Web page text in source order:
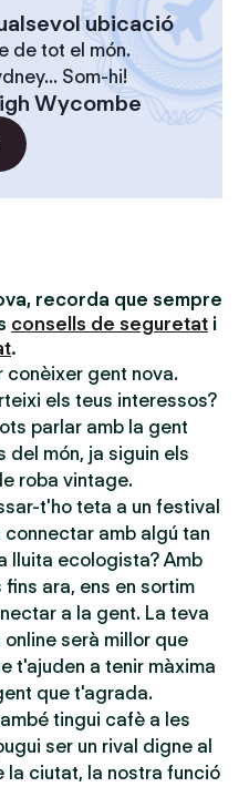
ubicació
de tot el món.
Som-hi!
Wycombe
recorda que sempre
consells de seguretat i
.
conèixer gent nova.
els teus interessos?
parlar amb la gent
món, ja siguin els
roba vintage.
t'ho teta a un festival
amb algú tan
lluita ecologista? Amb
ara, ens en sortim
a la gent. La teva
serà millor que
t'ajuden a tenir màxima
que t'agrada.
tingui cafè a les
ser un rival digne al
la ciutat, la nostra funció